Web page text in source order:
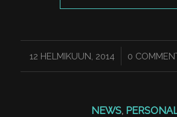
12 HELMIKUUN, 2014
/ 0 /
NEWS,